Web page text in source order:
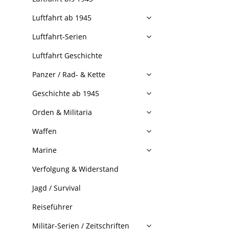
Luftfahrt ab 1945
Luftfahrt-Serien
Luftfahrt Geschichte
Panzer / Rad- & Kette
Geschichte ab 1945
Orden & Militaria
Waffen
Marine
Verfolgung & Widerstand
Jagd / Survival
Reiseführer
Militär-Serien / Zeitschriften